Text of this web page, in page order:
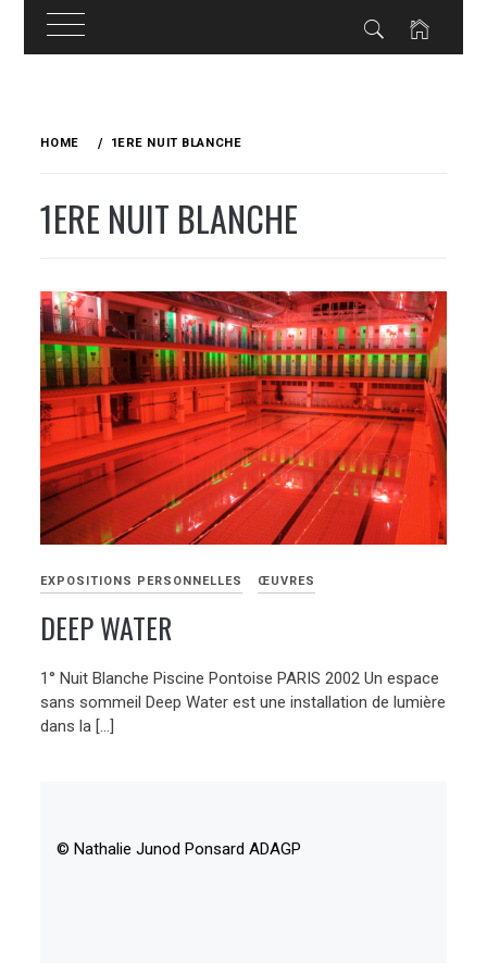
HOME 1ERE NUIT BLANCHE
1ERE NUIT BLANCHE
EXPOSITIONS PERSONNELLES ŒUVRES
DEEP WATER
1° Nuit Blanche Piscine Pontoise PARIS 2002 Un espace
sans sommeil Deep Water est une installation de lumière
dans la […]
© Nathalie Junod Ponsard ADAGP